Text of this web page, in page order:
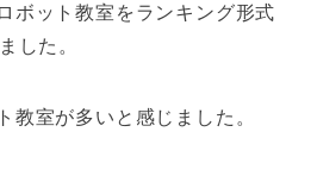
ボット教室をランキング形式
した。
教室が多いと感じました。